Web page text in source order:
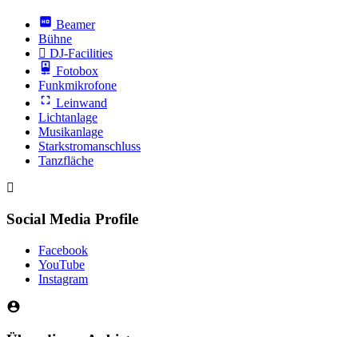
Beamer
Bühne
DJ-Facilities
Fotobox
Funkmikrofone
Leinwand
Lichtanlage
Musikanlage
Starkstromanschluss
Tanzfläche
Social Media Profile
Facebook
YouTube
Instagram